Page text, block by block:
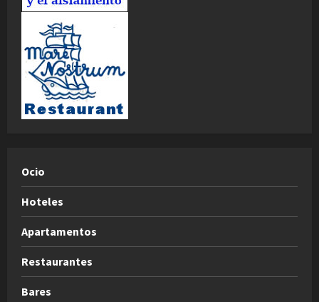
Ocio
Hoteles
Apartamentos
Restaurantes
Bares